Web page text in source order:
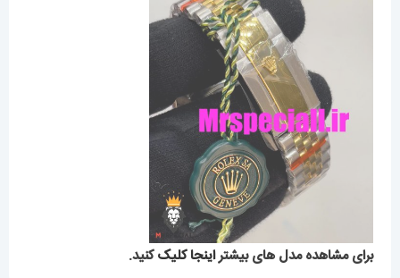
برای مشاهده مدل های بیشتراینجا کلیککنید.